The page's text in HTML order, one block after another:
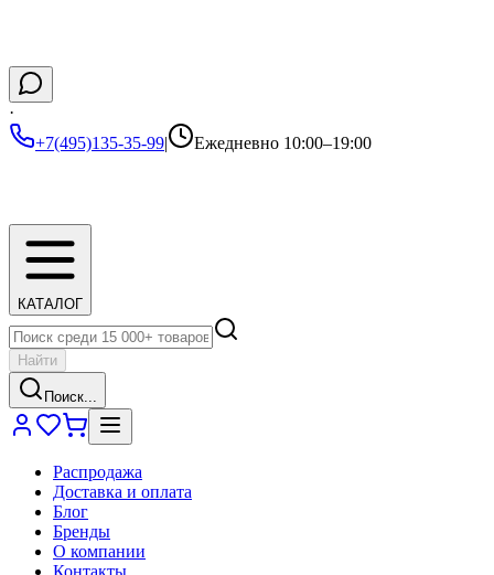
·
+7(495)135-35-99| Ежедневно 10:00–19:00
КАТАЛОГ
Найти
Поиск...
Распродажа
Доставка и оплата
Блог
Бренды
О компании
Контакты